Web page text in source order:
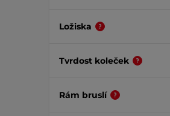
Ložiska
Tvrdost koleček
Rám bruslí